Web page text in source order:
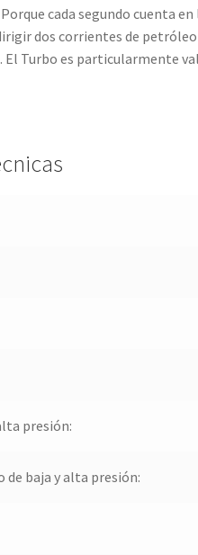
cada segundo cuenta
dos corrientes de
Turbo es particularmente
presión:
de baja y alta presión: